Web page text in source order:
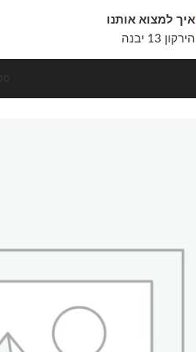
איך למצוא אותנו
הירקון 13 יבנה